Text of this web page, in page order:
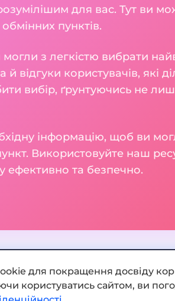
для вас. Тут ви
обмінних пунктів.
з легкістю вибрати
відгуки користувачів, які
вибір, ґрунтуючись не
інформацію, щоб ви
Використовуйте наш
ефективно та безпечно.
Додати обмінник
для покращення досвіду
користуватись сайтом, ви